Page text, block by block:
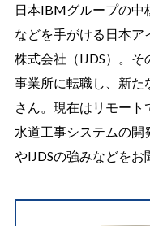
日本IBMグループの中
などを手がける日本ア
株式会社（IJDS）。そ
事業所に転職し、新た
さん。現在はリモート
水道工事システムの開
やIJDSの強みなどをお